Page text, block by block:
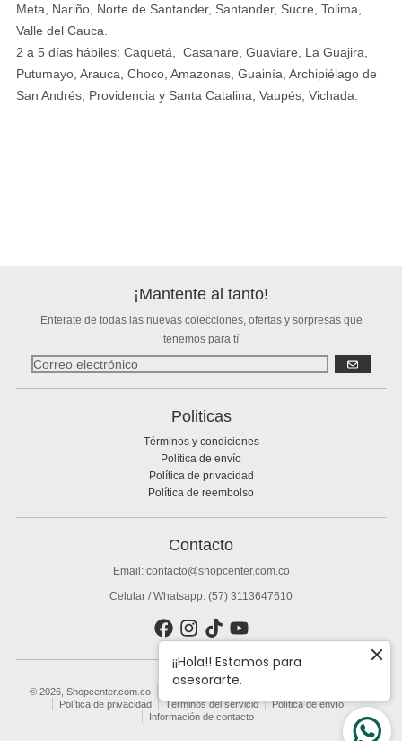
Meta, Nariño, Norte de Santander, Santander, Sucre, Tolima,
Valle del Cauca.
2 a 5 días hábiles: Caquetá, Casanare, Guaviare, La Guajira,
Putumayo, Arauca, Choco, Amazonas, Guainía, Archipiélago de
San Andrés, Providencia y Santa Catalina, Vaupés, Vichada.
¡Mantente al tanto!
Enterate de todas las nuevas colecciones, ofertas y sorpresas que
tenemos para tí
Politicas
Términos y condiciones
Política de envío
Política de privacidad
Política de reembolso
Contacto
Email: contacto@shopcenter.com.co
Celular / Whatsapp: (57) 3113647610
© 2026, Shopcenter.com.co
Política de privacidad
Términos del servicio
Política de envío
Información de contacto
¡¡Hola!! Estamos para
asesorarte.